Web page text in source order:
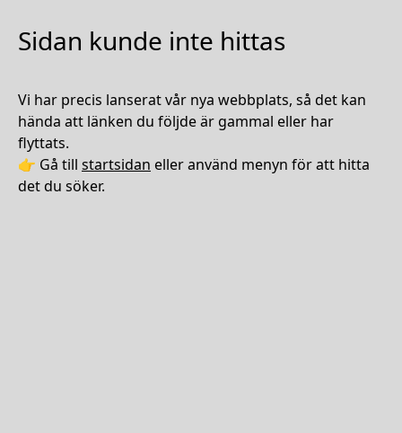
Sidan kunde inte hittas
Vi har precis lanserat vår nya webbplats, så det kan
hända att länken du följde är gammal eller har
flyttats.
👉 Gå till startsidan eller använd menyn för att hitta
det du söker.